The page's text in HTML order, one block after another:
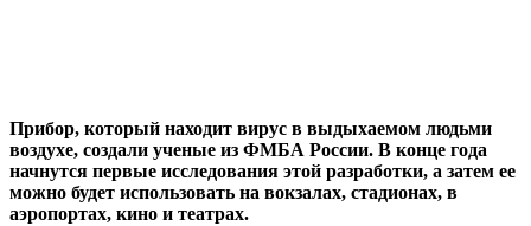
Прибор, который находит вирус в выдыхаемом людьми
воздухе, создали ученые из ФМБА России. В конце года
начнутся первые исследования этой разработки, а затем ее
можно будет использовать на вокзалах, стадионах, в
аэропортах, кино и театрах.